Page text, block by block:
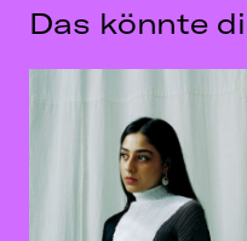
Das könnte